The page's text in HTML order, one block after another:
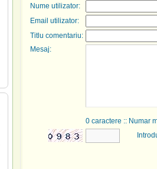
Nume utilizator:
Email utilizator:
Titlu comentariu:
Mesaj:
0 caractere :: Numar